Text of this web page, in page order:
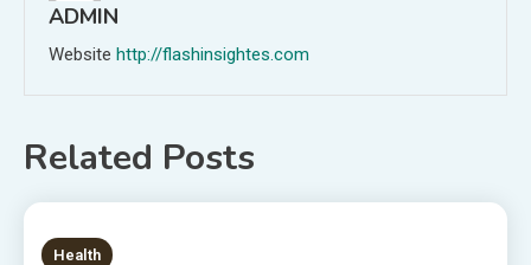
ADMIN
Website http://flashinsightes.com
Related Posts
6 MINS READ
Health